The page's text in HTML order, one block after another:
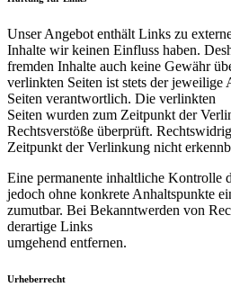
Unser Angebot enthält Links zu
Inhalte wir keinen Einfluss haben.
fremden Inhalte auch keine Gewähr
verlinkten Seiten ist stets der jeweilige
Seiten verantwortlich. Die verlinkten
Seiten wurden zum Zeitpunkt der
Rechtsverstöße überprüft.
Zeitpunkt der Verlinkung nicht
Eine permanente inhaltliche Kontrolle
jedoch ohne konkrete Anhaltspunkte
zumutbar. Bei Bekanntwerden von
derartige Links
umgehend entfernen.
Urheberrecht